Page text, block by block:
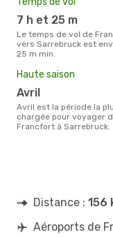
7 h et 25 m
Le temps de vol de Francfort
vers Sarrebruck est
25 m min.
Haute saison
avril
avril est la période la plus
chargée pour voyager
Francfort à Sarrebruck.
Distance : 156
Aéroports de